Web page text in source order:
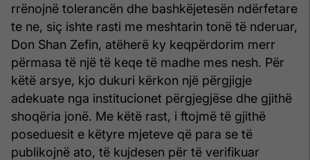
rrënojnë tolerancën dhe bashkëjetesën ndërfetare
te ne, siç ishte rasti me meshtarin tonë të nderuar,
Don Shan Zefin, atëherë ky keqpërdorim merr
përmasa të një të keqe të madhe mes nesh. Për
këtë arsye, kjo dukuri kërkon një përgjigje
adekuate nga institucionet përgjegjëse dhe gjithë
shoqëria jonë. Me këtë rast, i ftojmë të gjithë
poseduesit e këtyre mjeteve që para se të
publikojnë ato, të kujdesen për të verifikuar